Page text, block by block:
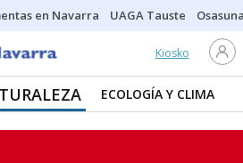
en Navarra UAGA Tauste
Kiosko
ECOLOGÍA Y CLIMA